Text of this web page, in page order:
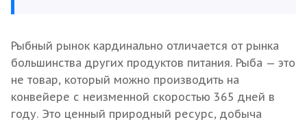
Рыбный рынок кардинально отличается от рынка
большинства других продуктов питания. Рыба — это
не товар, который можно производить на
конвейере с неизменной скоростью 365 дней в
году. Это ценный природный ресурс, добыча